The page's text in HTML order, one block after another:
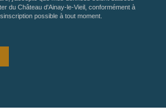
du Château d'Ainay-le-Vieil, conformément à
possible à tout moment.